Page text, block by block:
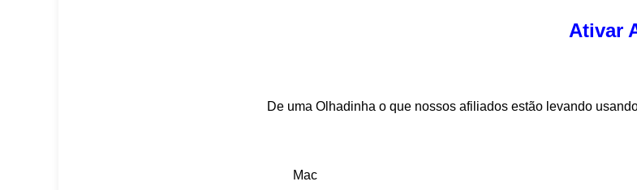
Ativar
De uma Olhadinha o que nossos afiliados estão levando
Mac